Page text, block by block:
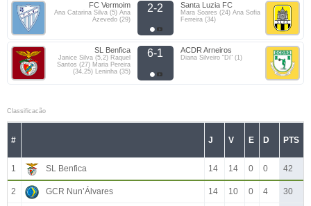
FC Vermoim
Ana Catarina Silva (5) Ana
Azevedo (29)
2-2 Santa Luzia FC
Mara Soares (24) Ana Sofia
Ferreira (34)
SL Benfica
Janice Silva (5,2) Raquel
Santos (27) Maria Pereira
(34,25) Leninha (35)
6-1 ACDR Arneiros
Diana Silveiro "Di" (1)
Classificacão
# J V E D PTS
1 SL Benfica 14 14 0 0 42
2 GCR Nun’Álvares 14 10 0 4 30